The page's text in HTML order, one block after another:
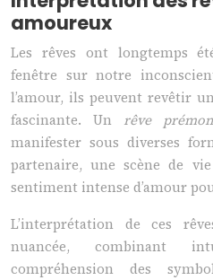
amoureux
Les rêves ont longtemps
fenêtre sur notre
l’amour, ils peuvent revêtir
fascinante. Un rêve
manifester sous diverses
partenaire, une scène de
sentiment intense d’amour
L’interprétation de ces
nuancée, combinant
compréhension des